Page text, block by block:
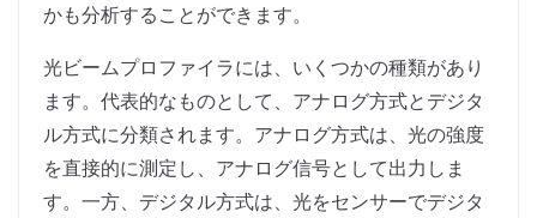
かも分析することができます。
光ビームプロファイラには、いくつかの種類があり
ます。代表的なものとして、アナログ方式とデジタ
ル方式に分類されます。アナログ方式は、光の強度
を直接的に測定し、アナログ信号として出力しま
す。一方、デジタル方式は、光をセンサーでデジタ